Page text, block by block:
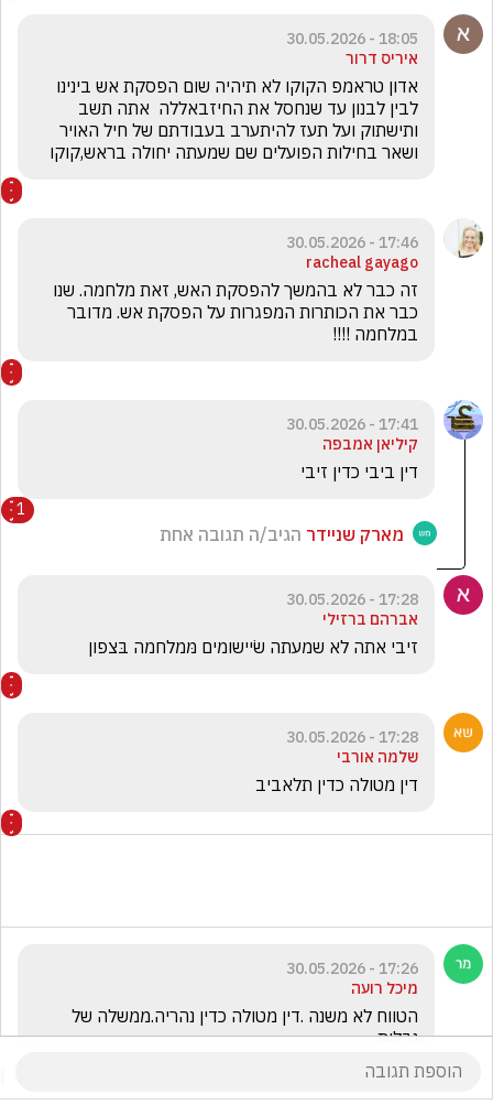
18:05 - 30.05.2026
איריס דרור
ושאר בחילות הפועלים שם שמעתה יחולה בראש,קוקו
17:46 - 30.05.2026
racheal gayago
במלחמה !!!!
17:41 - 30.05.2026
קיליאן אמבפה
דין ביבי כדין זיבי
1
מארק שניידר הגיב/ה תגובה אחת
17:28 - 30.05.2026
אברהם ברזילי
זיבי אתה לא שמעתה שׂיישומים מּמלחמה בּצפון
17:28 - 30.05.2026
שלמה אורבי
דין מטולה כדין תלאביב
17:26 - 30.05.2026
מיכל רועה
נבלות.